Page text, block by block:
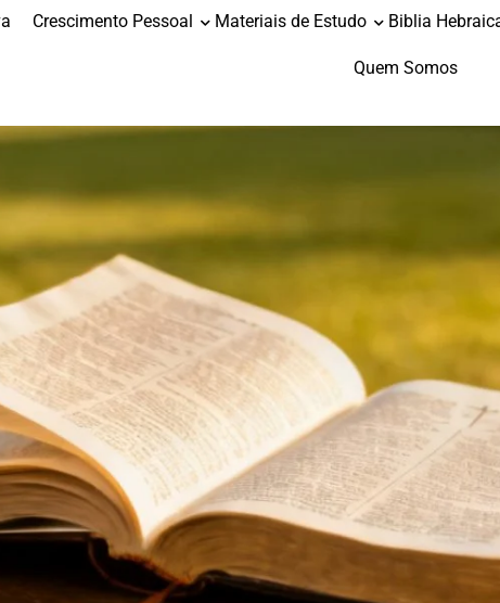
Crescimento Pessoal Materiais de Estudo Biblia
Quem Somos